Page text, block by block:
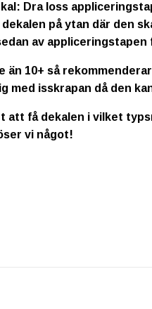
Dra loss
dekalen på ytan där den
av
än 10+ så
med isskrapan då den
att få dekalen i vilket
vi något!